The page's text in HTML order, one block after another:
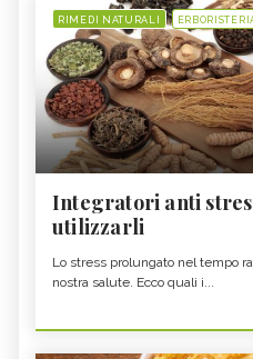
RIMEDI NATURALI
Integratori anti
utilizzarli
Lo stress prolungato nel tempo
nostra salute. Ecco quali i...